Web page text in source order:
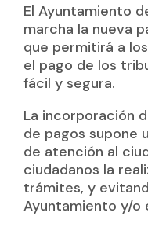
El Ayuntamiento
marcha la nueva
que permitirá a
el pago de los
fácil y segura.
La incorporación
de pagos supone
de atención al
ciudadanos la
trámites, y
Ayuntamiento y/o